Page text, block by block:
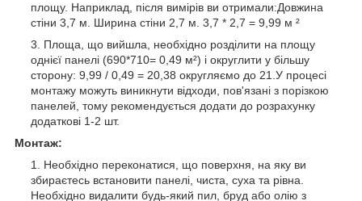
площу. Наприклад, після вимірів ви отримали:Довжина
стіни 3,7 м. Ширина стіни 2,7 м. 3,7 * 2,7 = 9,99 м ²
Площа, що вийшла, необхідно розділити на площу
однієї панелі (690*710= 0,49 м²) і округлити у більшу
сторону: 9,99 / 0,49 = 20,38 округляємо до 21.У процесі
монтажу можуть виникнути відходи, пов'язані з порізкою
панелей, тому рекомендується додати до розрахунку
додаткові 1-2 шт.
Монтаж:
Необхідно переконатися, що поверхня, на яку ви
збираєтесь встановити панелі, чиста, суха та рівна.
Необхідно видалити будь-який пил, бруд або олію з